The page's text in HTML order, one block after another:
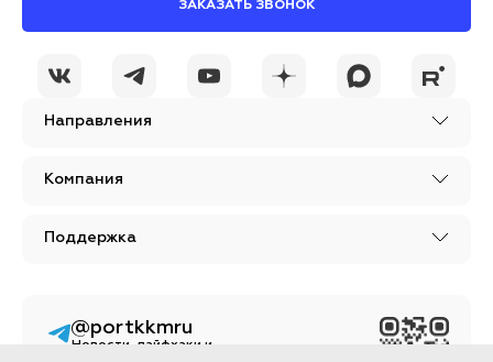
конфиденциальности
КОММЕНТАРИЙ
Направления
Компания
Поддержка
ЗАКАЗАТЬ ЗВОНОК
@portkkmru
Новости, лайфхаки и